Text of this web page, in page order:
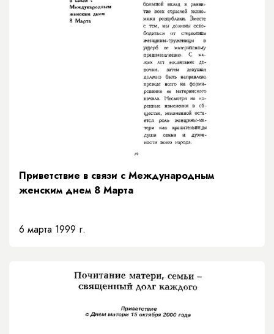
Приветствие в связи с Международным
женским днем 8 Марта
6 марта 1999 г.